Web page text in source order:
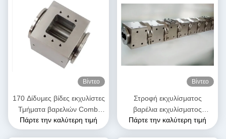
Βίντεο
170 Δίδυμες βίδες εκχυλίστες
Τμήματα βαρελιών Combi
Ni60 Nickel Base Alloy
Υψηλή αντοχή
Πάρτε την καλύτερη τιμή
Βίντεο
Στροφή εκχυλίσματος
βαρέλια εκχυλίσματος
κυλίνδρος μονάδα διάμετρος
50 mm έως 300 mm μήκος
Πάρτε την καλύτερη τιμή